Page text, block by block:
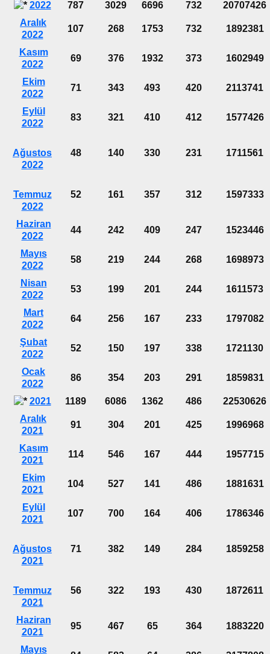
2022 787 3029 6696 732
20707426
Aralık
2022
107 268 1753 732 1892381
Kasım
2022
69 376 1932 373 1602949
Ekim
2022
71 343 493 420 2113741
Eylül
2022
83 321 410 412 1577426
Ağustos
2022
48 140 330 231 1711561
Temmuz
2022
52 161 357 312 1597333
Haziran
2022
44 242 409 247 1523446
Mayıs
2022
58 219 244 268 1698973
Nisan
2022
53 199 201 244 1611573
Mart
2022
64 256 167 233 1797082
Şubat
2022
52 150 197 338 1721130
Ocak
2022
86 354 203 291 1859831
2021 1189 6086 1362 486
22530626
Aralık
2021
91 304 201 425 1996968
Kasım
2021
114 546 167 444 1957715
Ekim
2021
104 527 141 486 1881631
Eylül
2021
107 700 164 406 1786346
Ağustos
2021
71 382 149 284 1859258
Temmuz
2021
56 322 193 430 1872611
Haziran
2021
95 467 65 364 1883220
Mayıs